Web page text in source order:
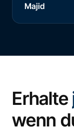
Majid
Erhalte
wenn